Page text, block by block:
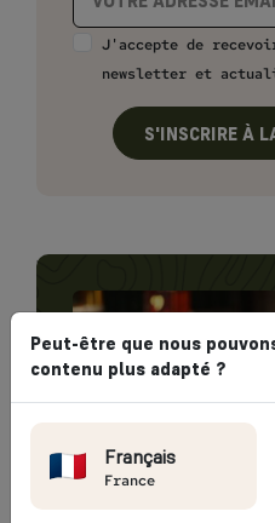
J'accepte de
newsletter et
S'INSCRIRE À
Peut-être que nous
contenu plus adapté ?
Français
France